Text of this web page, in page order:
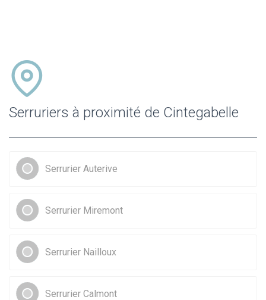
Serruriers à proximité de Cintegabelle
Serrurier Auterive
Serrurier Miremont
Serrurier Nailloux
Serrurier Calmont